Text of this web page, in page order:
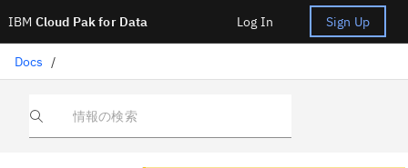
IBM Cloud Pak for Data Log In Sign Up
Docs /
情報の検索